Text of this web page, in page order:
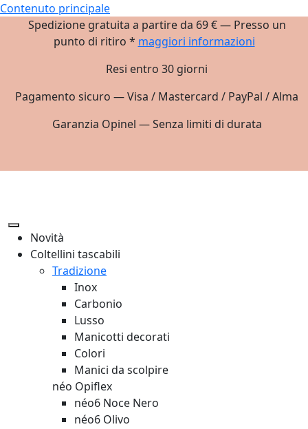
Contenuto principale
Spedizione gratuita a partire da 69 € — Presso un
punto di ritiro * maggiori informazioni
Resi entro 30 giorni
Pagamento sicuro — Visa / Mastercard / PayPal / Alma
Garanzia Opinel — Senza limiti di durata
Novità
Coltellini tascabili
Tradizione
Inox
Carbonio
Lusso
Manicotti decorati
Colori
Manici da scolpire
néo Opiflex
néo6 Noce Nero
néo6 Olivo